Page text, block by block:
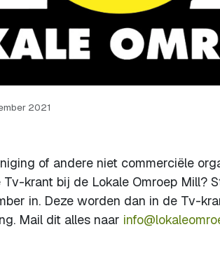
2021
of andere niet commerciële
krant bij de Lokale Omroep Mill?
in. Deze worden dan in de Tv-
Mail dit alles naar